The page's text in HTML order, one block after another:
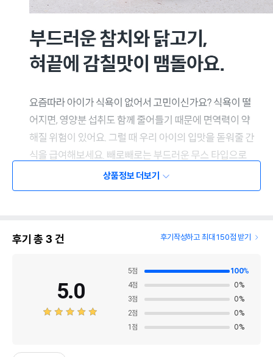
상품정보 더보기
후기 총 3 건 후기작성하고 최대 150점 받기
5.0
5점 100%
4점 0%
3점 0%
2점 0%
1 점 0%